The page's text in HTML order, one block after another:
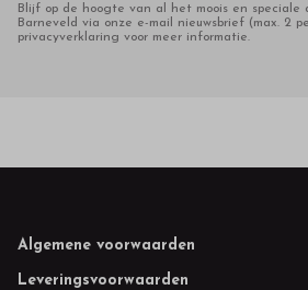
Blijf op de hoogte van al het moois en speciale
Barneveld via onze e-mail nieuwsbrief (max. 2
privacyverklaring voor meer informatie.
Footer
Algemene voorwaarden
Leveringsvoorwaarden